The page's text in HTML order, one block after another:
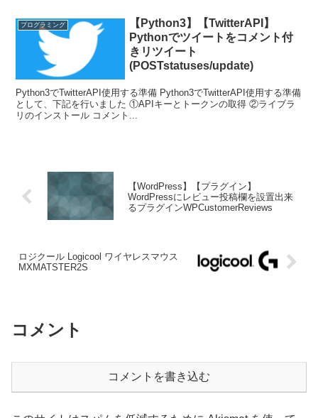
プログラミング
【Python3】【TwitterAPI】
Pythonでツイートをコメント付
きリツイート
(POSTstatuses/update)
Python3でTwitterAPI使用する準備 Python3でTwitterAPI使用する準備
として、下記を行いました ①APIキーとトークンの取得 ②ライブラ
リのインストール コメント...
【WordPress】【プラグイン】
WordPressにレビュー投稿欄を設置出来
るプラグインWPCustomerReviews
ロジクール Logicool ワイヤレスマウス
MXMATSTER2S
コメント
コメントを書き込む